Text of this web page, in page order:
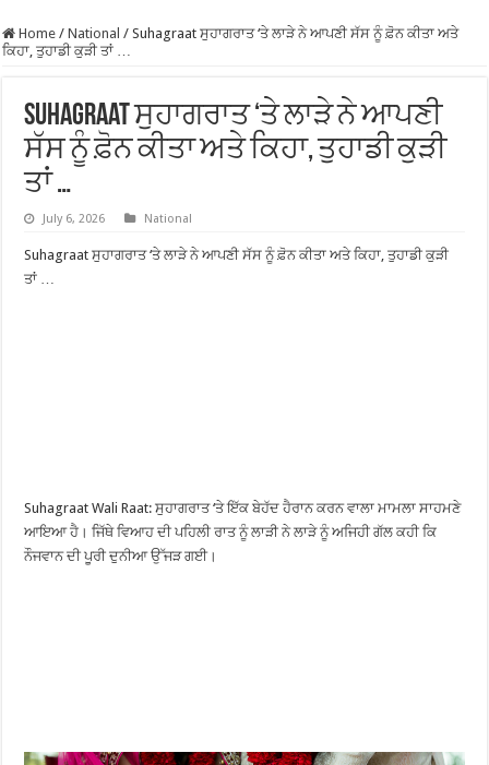
Home / National / Suhagraat ਸੁਹਾਗਰਾਤ ‘ਤੇ ਲਾੜੇ ਨੇ ਆਪਣੀ ਸੱਸ ਨੂੰ ਫ਼ੋਨ ਕੀਤਾ ਅਤੇ
ਕਿਹਾ, ਤੁਹਾਡੀ ਕੁੜੀ ਤਾਂ …
Suhagraat ਸੁਹਾਗਰਾਤ ‘ਤੇ ਲਾੜੇ ਨੇ ਆਪਣੀ
ਸੱਸ ਨੂੰ ਫ਼ੋਨ ਕੀਤਾ ਅਤੇ ਕਿਹਾ, ਤੁਹਾਡੀ ਕੁੜੀ
ਤਾਂ …
July 6, 2026 National
Suhagraat ਸੁਹਾਗਰਾਤ ‘ਤੇ ਲਾੜੇ ਨੇ ਆਪਣੀ ਸੱਸ ਨੂੰ ਫ਼ੋਨ ਕੀਤਾ ਅਤੇ ਕਿਹਾ, ਤੁਹਾਡੀ ਕੁੜੀ
ਤਾਂ …
Suhagraat Wali Raat: ਸੁਹਾਗਰਾਤ ‘ਤੇ ਇੱਕ ਬੇਹੱਦ ਹੈਰਾਨ ਕਰਨ ਵਾਲਾ ਮਾਮਲਾ ਸਾਹਮਣੇ
ਆਇਆ ਹੈ। ਜਿੱਥੇ ਵਿਆਹ ਦੀ ਪਹਿਲੀ ਰਾਤ ਨੂੰ ਲਾੜੀ ਨੇ ਲਾੜੇ ਨੂੰ ਅਜਿਹੀ ਗੱਲ ਕਹੀ ਕਿ
ਨੌਜਵਾਨ ਦੀ ਪੂਰੀ ਦੁਨੀਆ ਉੱਜੜ ਗਈ।